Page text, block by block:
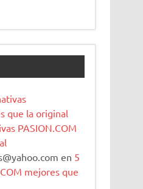
que la original
PASION.COM
en 5
mejores que